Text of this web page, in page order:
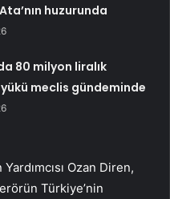
huzurunda
80 milyon liralık
meclis gündeminde
Ozan Diren,
Türkiye’nin